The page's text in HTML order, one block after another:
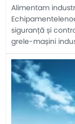
Alimentam
siguranță și
grele-mașini